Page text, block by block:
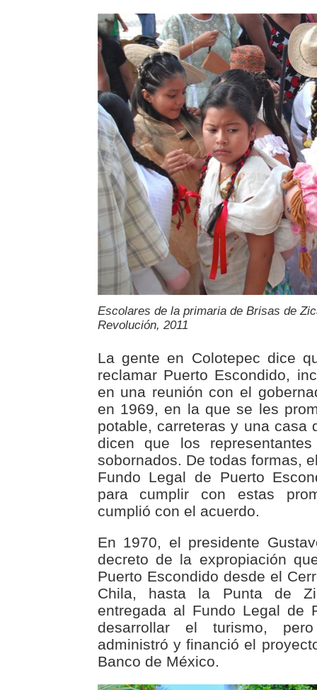
Escolares de la primaria de Brisas de
Revolución, 2011
La gente en Colotepec dice
reclamar Puerto Escondido,
en una reunión con el
en 1969, en la que se les
potable, carreteras y una casa
dicen que los
sobornados. De todas formas,
Fundo Legal de Puerto
para cumplir con estas
cumplió con el acuerdo.
En 1970, el presidente
decreto de la expropiación
Puerto Escondido desde el
Chila, hasta la Punta de
entregada al Fundo Legal de
desarrollar el turismo,
administró y financió el
Banco de México.